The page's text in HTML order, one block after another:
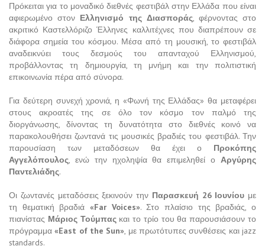
Πρόκειται για το μοναδικό διεθνές φεστιβάλ στην Ελλάδα που είναι
αφιερωμένο στον Ελληνισμό της Διασποράς, φέρνοντας στο
ακριτικό Καστελλόριζο Έλληνες καλλιτέχνες που διαπρέπουν σε
διάφορα σημεία του κόσμου. Μέσα από τη μουσική, το φεστιβάλ
αναδεικνύει τους δεσμούς του απανταχού Ελληνισμού,
προβάλλοντας τη δημιουργία, τη μνήμη και την πολιτιστική
επικοινωνία πέρα από σύνορα.
Για δεύτερη συνεχή χρονιά, η «Φωνή της Ελλάδας» θα μεταφέρει
στους ακροατές της σε όλο τον κόσμο τον παλμό της
διοργάνωσης, δίνοντας τη δυνατότητα στο διεθνές κοινό να
παρακολουθήσει ζωντανά τις μουσικές βραδιές του φεστιβάλ. Την
παρουσίαση των μεταδόσεων θα έχει ο Προκόπης
Αγγελόπουλος, ενώ την ηχοληψία θα επιμεληθεί ο Αργύρης
Παντελιάδης.
Οι ζωντανές μεταδόσεις ξεκινούν την Παρασκευή 26 Ιουνίου με
τη θεματική βραδιά «Far Voices». Στο πλαίσιο της βραδιάς, ο
πιανίστας Μάριος Τούμπαςκαι το τρίο του θα παρουσιάσουν το
πρόγραμμα«East of the Sun», με πρωτότυπες συνθέσεις και jazz
standards.